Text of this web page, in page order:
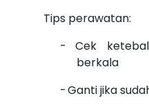
Tips perawatan:
-
Cek
berkala
-Ganti jika